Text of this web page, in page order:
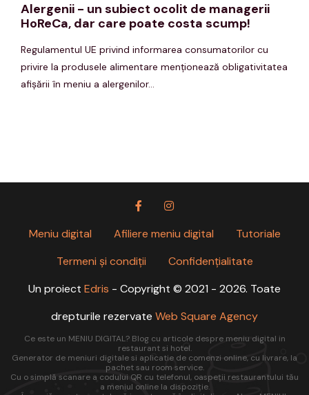
Alergenii - un subiect ocolit de managerii
HoReCa, dar care poate costa scump!
Regulamentul UE privind informarea consumatorilor cu
privire la produsele alimentare menţionează obligativitatea
afişării în meniu a alergenilor...
Meniu digital Afiliere meniu digital
Tutoriale
Termeni și condiții
Confidențialitate
Un proiect Edris - Copyright © 2021 - 2026. Toate
drepturile rezervate Web Square Agency
Ce este un MENIU DIGITAL? Blog cu articole despre meniu digital in
restaurant si hotel.
Generator de meniuri digitale si aplicatie de comenzi online, cu livrare, la
pachet sau room service.
Cu o simplă scanare a codului QR cu telefonul, oaspeții restaurantului tău
a meniul online la dispoziție.